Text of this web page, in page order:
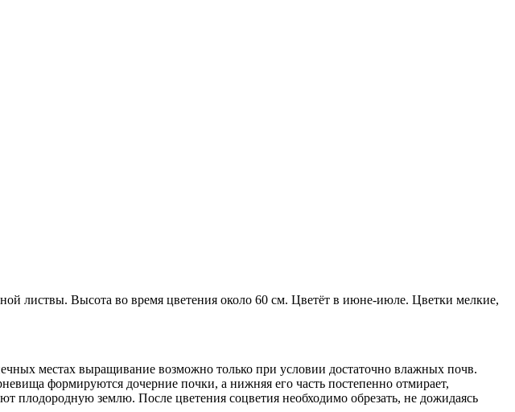
листвы. Высота во время цветения около 60 см. Цветёт в июне-июле. Цветки мелкие,
местах выращивание возможно только при условии достаточно влажных почв.
формируются дочерние почки, а нижняя его часть постепенно отмирает,
плодородную землю. После цветения соцветия необходимо обрезать, не дожидаясь